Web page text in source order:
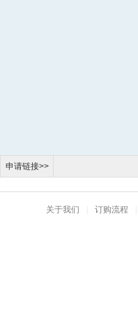
申请链接>>
关于我们 订购流程